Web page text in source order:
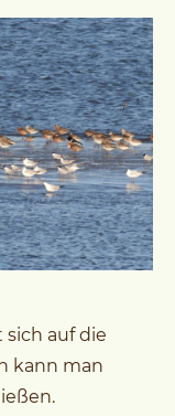
sich auf die
kann man